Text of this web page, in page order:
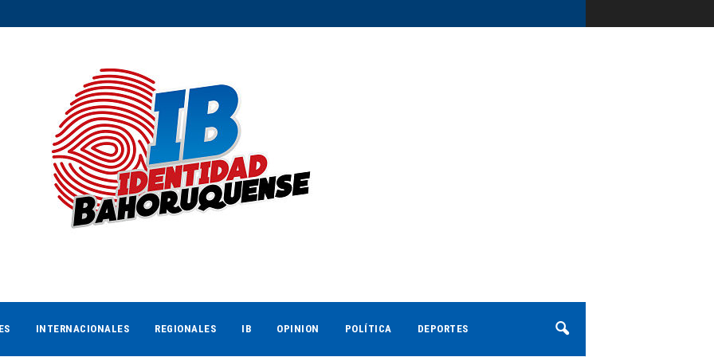
INTERNACIONALES REGIONALES IB OPINION POLÍTICA DEPORTES